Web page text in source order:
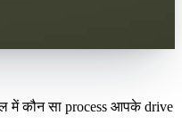
में कौन सा process आपके drive